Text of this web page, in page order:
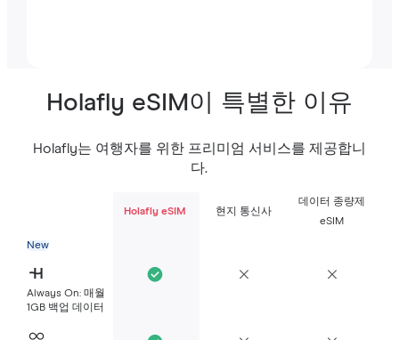
Holafly eSIM이 특별한 이유
Holafly는 여행자를 위한 프리미엄 서비스를 제공합니
다.
Holafly eSIM 현지 통신사
데이터 종량제
eSIM
New
Always On: 매월
1GB 백업 데이터